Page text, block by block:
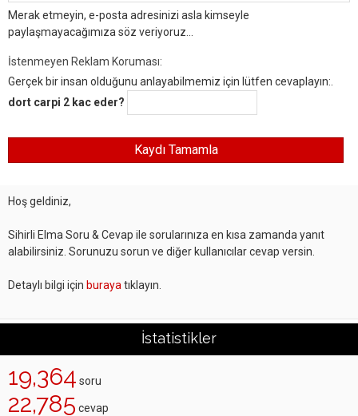
Merak etmeyin, e-posta adresinizi asla kimseyle
paylaşmayacağımıza söz veriyoruz...
İstenmeyen Reklam Koruması:
Gerçek bir insan olduğunu anlayabilmemiz için lütfen cevaplayın:.
dort carpi 2 kac eder?
Hoş geldiniz,
Sihirli Elma Soru & Cevap ile sorularınıza en kısa zamanda yanıt
alabilirsiniz. Sorunuzu sorun ve diğer kullanıcılar cevap versin.
Detaylı bilgi için buraya tıklayın.
İstatistikler
19,364 soru
22,785 cevap